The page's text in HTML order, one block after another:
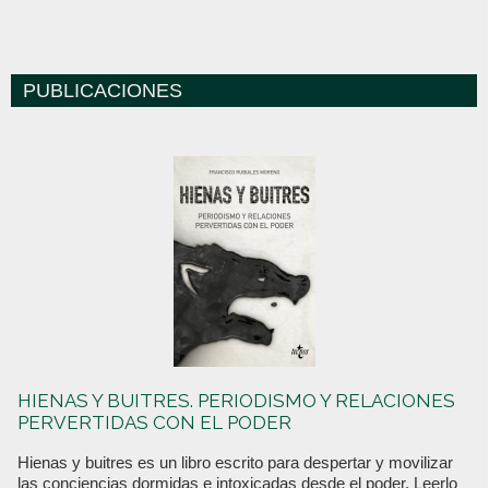
PUBLICACIONES
HIENAS Y BUITRES. PERIODISMO Y RELACIONES
PERVERTIDAS CON EL PODER
Hienas y buitres es un libro escrito para despertar y movilizar
las conciencias dormidas e intoxicadas desde el poder. Leerlo